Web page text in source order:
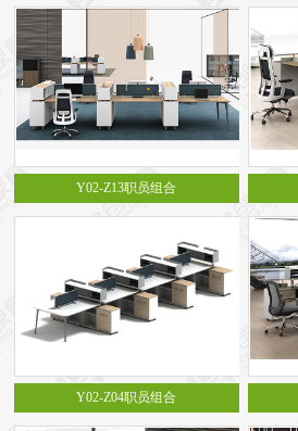
格创动态
荣誉资质
走进格创家具
联系北琛深圳办公家具厂
关于北琛品牌办公家具
申请友情链接
Y02-Z13职员组合
Y02-Z04职员组合